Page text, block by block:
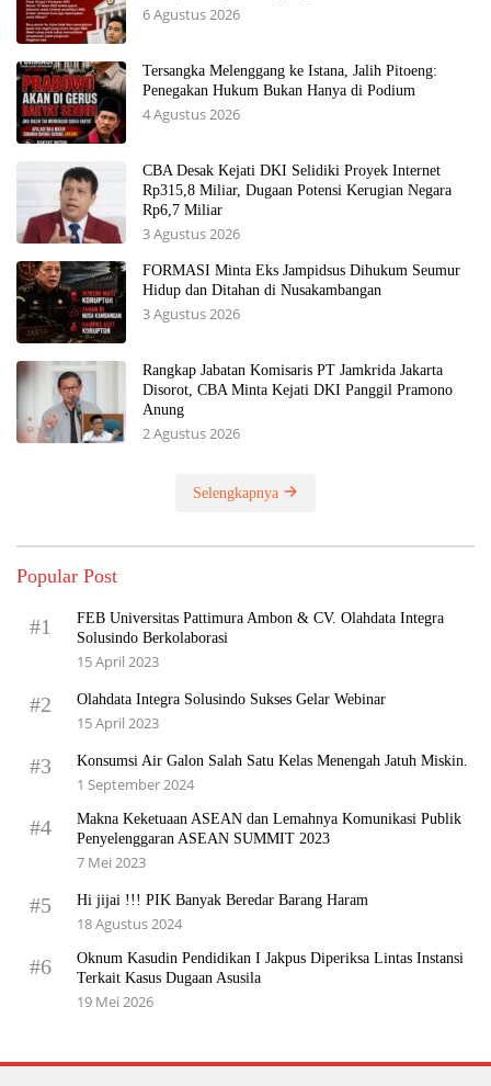
6 Agustus 2026
Tersangka Melenggang ke Istana, Jalih Pitoeng:
Penegakan Hukum Bukan Hanya di Podium
4 Agustus 2026
CBA Desak Kejati DKI Selidiki Proyek Internet
Rp315,8 Miliar, Dugaan Potensi Kerugian Negara
Rp6,7 Miliar
3 Agustus 2026
FORMASI Minta Eks Jampidsus Dihukum Seumur
Hidup dan Ditahan di Nusakambangan
3 Agustus 2026
Rangkap Jabatan Komisaris PT Jamkrida Jakarta
Disorot, CBA Minta Kejati DKI Panggil Pramono
Anung
2 Agustus 2026
Selengkapnya
Popular Post
#1
FEB Universitas Pattimura Ambon & CV. Olahdata Integra
Solusindo Berkolaborasi
15 April 2023
#2 Olahdata Integra Solusindo Sukses Gelar Webinar
15 April 2023
#3 Konsumsi Air Galon Salah Satu Kelas Menengah Jatuh Miskin.
1 September 2024
#4
Makna Keketuaan ASEAN dan Lemahnya Komunikasi Publik
Penyelenggaran ASEAN SUMMIT 2023
7 Mei 2023
#5 Hi jijai !!! PIK Banyak Beredar Barang Haram
18 Agustus 2024
#6
Oknum Kasudin Pendidikan I Jakpus Diperiksa Lintas Instansi
Terkait Kasus Dugaan Asusila
19 Mei 2026